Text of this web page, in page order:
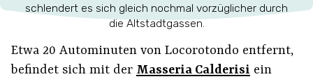
schlendert es sich gleich nochmal vorzüglicher durch
die Altstadtgassen.
Etwa 20 Autominuten von Locorotondo entfernt,
befindet sich mit der Masseria Calderisi ein